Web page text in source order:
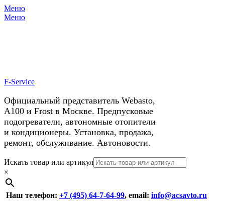
Меню
Меню
F-Service
Официальный представитель Webasto,
А100 и Frost в Москве. Предпусковые
подогреватели, автономные отопители
и кондиционеры. Установка, продажа,
ремонт, обслуживание. Автоновости.
Header
Right
Menu
Перейти
к
содержимому
Искать товар или артикул
×
Наш телефон: +7 (495) 64-7-64-99, email: info@acsavto.ru
У нас космические скидки на